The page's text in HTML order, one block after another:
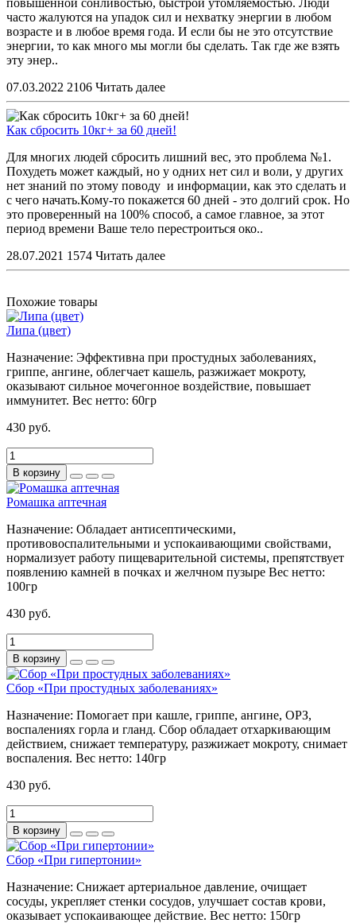
часто жалуются на упадок сил и нехватку энергии в любом
возрасте и в любое время года. И если бы не это отсутствие
энергии, то как много мы могли бы сделать. Так где же взять
эту энер..
07.03.2022 2106 Читать далее
Как сбросить 10кг+ за 60 дней!
Для многих людей сбросить лишний вес, это проблема №1.
Похудеть может каждый, но у одних нет сил и воли, у других
нет знаний по этому поводу и информации, как это сделать и
с чего начать.Кому-то покажется 60 дней - это долгий срок. Но
это проверенный на 100% способ, а самое главное, за этот
период времени Ваше тело перестроиться око..
28.07.2021 1574 Читать далее
Похожие товары
Липа (цвет)
Назначение: Эффективна при простудных заболеваниях,
гриппе, ангине, облегчает кашель, разжижает мокроту,
оказывают сильное мочегонное воздействие, повышает
иммунитет. Вес нетто: 60гр
430 руб.
В корзину
Ромашка аптечная
Назначение: Обладает антисептическими,
противовоспалительными и успокаивающими свойствами,
нормализует работу пищеварительной системы, препятствует
появлению камней в почках и желчном пузыре Вес нетто:
100гр
430 руб.
В корзину
Сбор «При простудных заболеваниях»
Назначение: Помогает при кашле, гриппе, ангине, ОРЗ,
воспалениях горла и гланд. Сбор обладает отхаркивающим
действием, снижает температуру, разжижает мокроту, снимает
воспаления. Вес нетто: 140гр
430 руб.
В корзину
Сбор «При гипертонии»
Назначение: Снижает артериальное давление, очищает
сосуды, укрепляет стенки сосудов, улучшает состав крови,
оказывает успокаивающее действие. Вес нетто: 150гр